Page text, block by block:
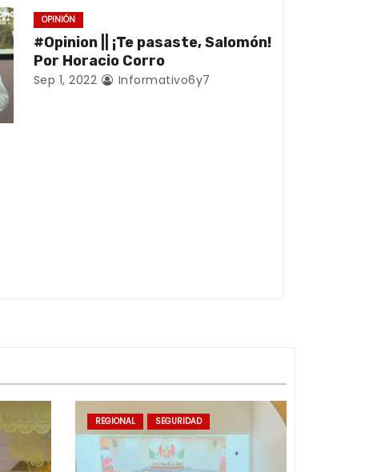
OPINIÓN
#Opinion || ¡Te pasaste, Salomón!
Por Horacio Corro
Sep 1, 2022 Informativo6y7
REGIONAL SEGURIDAD